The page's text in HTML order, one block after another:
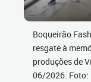
Boqueirão
resgate à
produções de
06/2026. Foto: